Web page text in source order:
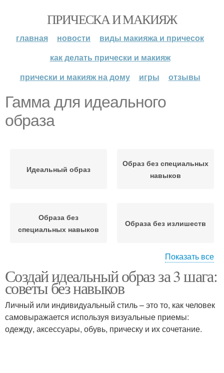
ПРИЧЕСКА И МАКИЯЖ
главная новости
виды макияжа и причесок
как делать прически и макияж
прически и макияж на дому
игры отзывы
Гамма для идеального
образа
Идеальный образ
Образ без специальных
навыков
Образа без
специальных навыков
Образа без излишеств
Дорогой образ
Показать все
Создай идеальный образ за 3 шага:
советы без навыков
Личный или индивидуальный стиль – это то, как человек
самовыражается используя визуальные приемы:
одежду, аксессуары, обувь, прическу и их сочетание.